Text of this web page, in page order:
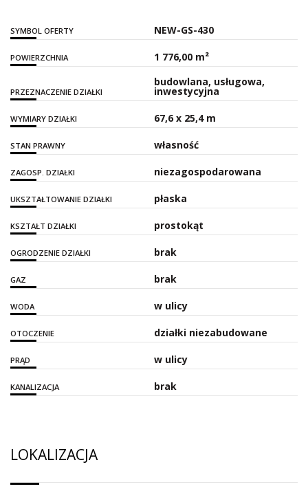
SYMBOL OFERTY NEW-GS-430
POWIERZCHNIA 1 776,00 m²
PRZEZNACZENIE DZIAŁKI
budowlana, usługowa,
inwestycyjna
WYMIARY DZIAŁKI 67,6 x 25,4 m
STAN PRAWNY własność
ZAGOSP. DZIAŁKI niezagospodarowana
UKSZTAŁTOWANIE DZIAŁKI płaska
KSZTAŁT DZIAŁKI prostokąt
OGRODZENIE DZIAŁKI brak
GAZ brak
WODA w ulicy
OTOCZENIE działki niezabudowane
PRĄD w ulicy
KANALIZACJA brak
LOKALIZACJA